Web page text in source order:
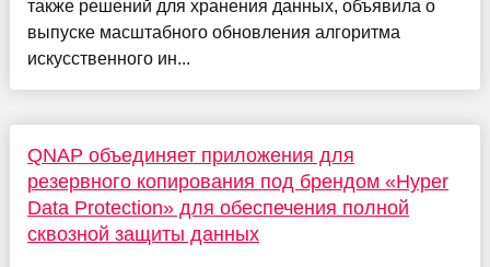
также решений для хранения данных, объявила о
выпуске масштабного обновления алгоритма
искусственного ин...
QNAP объединяет приложения для
резервного копирования под брендом «Hyper
Data Protection» для обеспечения полной
сквозной защиты данных